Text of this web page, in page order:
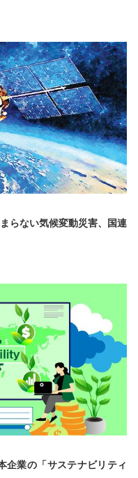
らない気候変動災害、国連
企業の「サステナビリティ